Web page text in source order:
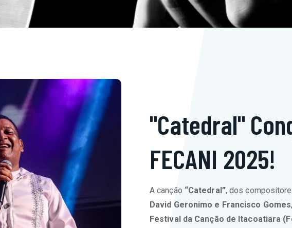
"Catedral"
FECANI 2025!
A canção “Catedral”, dos
David Geronimo e Francisco Gomes
Festival da Canção de Itacoatiara